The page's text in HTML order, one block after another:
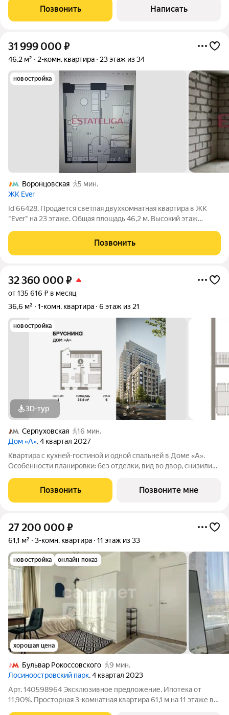
ПИК в района Кунцево. Квартира полностью укомплектована
мебелью, техникой
Позвонить Написать
31 999 000 ₽
46,2 м² 2-комн. квартира 23 этаж из 34
новостройка
Воронцовская
5 мин.
ЖК Ever
Id 66428. Продается светлая двухкомнатная квартира в ЖК
"Ever" на 23 этаже. Общая площадь 46,2 м. Высокий этаж
воплотить любой вариант планировки ЖК Ever расположен в
Позвонить
32 360 000 ₽
от 135 616 ₽ в месяц
36,6 м²
1-комн. квартира 6 этаж из 21
новостройка
3D-тур
Серпуховская
16 мин.
Дом «А», 4 квартал 2027
Квартира с кухней-гостиной и одной спальней в Доме «А».
Особенности планировки: без отделки, вид во двор, снизили
застройщика Брусника располагается на границе с ЦАО, рядом
с метро Павелецкая. В
Позвонить Позвоните мне
27 200 000 ₽
61,1 м² 3-комн. квартира 11 этаж из 33
новостройка онлайн показ
хорошая цена
Бульвар Рокоссовского
9 мин.
Лосиноостровский парк, 4 квартал 2023
Арт. 140598964 Эксклюзивное предложение. Ипотека от
11,90%. Просторная 3-комнатная квартира 61,1 м на 11 этаже в